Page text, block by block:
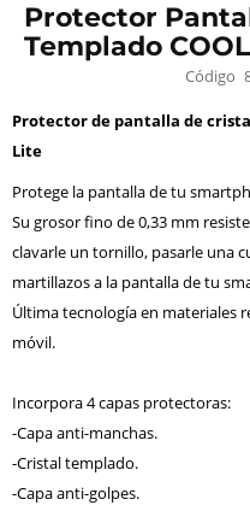
Protector
Templado
Código
Protector de pantalla de
Lite
Protege la pantalla de tu
Su grosor fino de 0,33 mm
clavarle un tornillo, pasarle una
martillazos a la pantalla de tu
Última tecnología en materiales
móvil.
Incorpora 4 capas protectoras:
-Capa anti-manchas.
-Cristal templado.
-Capa anti-golpes.